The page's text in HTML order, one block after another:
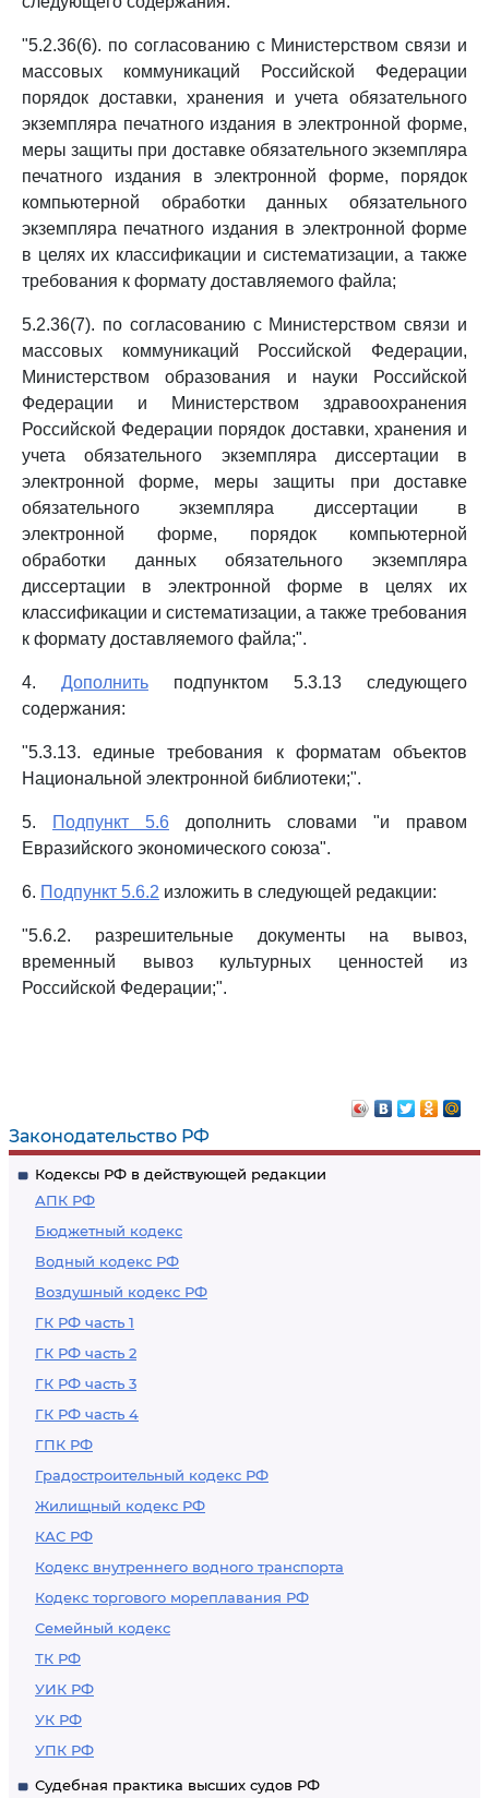
Законодательство РФ
Кодексы РФ в действующей редакции
АПК РФ
Бюджетный кодекс
Водный кодекс РФ
Воздушный кодекс РФ
ГК РФ часть 1
ГК РФ часть 2
ГК РФ часть 3
ГК РФ часть 4
ГПК РФ
Градостроительный кодекс РФ
Жилищный кодекс РФ
КАС РФ
Кодекс внутреннего водного транспорта
Кодекс торгового мореплавания РФ
Семейный кодекс
ТК РФ
УИК РФ
УК РФ
УПК РФ
Судебная практика высших судов РФ
"5.2.36(6). по согласованию с Министерством связи и
массовых коммуникаций Российской Федерации
порядок доставки, хранения и учета обязательного
экземпляра печатного издания в электронной форме,
меры защиты при доставке обязательного экземпляра
печатного издания в электронной форме, порядок
компьютерной обработки данных обязательного
экземпляра печатного издания в электронной форме
в целях их классификации и систематизации, а также
требования к формату доставляемого файла;
5.2.36(7). по согласованию с Министерством связи и
массовых коммуникаций Российской Федерации,
Министерством образования и науки Российской
Федерации и Министерством здравоохранения
Российской Федерации порядок доставки, хранения и
учета обязательного экземпляра диссертации в
электронной форме, меры защиты при доставке
обязательного экземпляра диссертации в
электронной форме, порядок компьютерной
обработки данных обязательного экземпляра
диссертации в электронной форме в целях их
классификации и систематизации, а также требования
к формату доставляемого файла;".
4. Дополнить подпунктом 5.3.13 следующего
содержания:
"5.3.13. единые требования к форматам объектов
Национальной электронной библиотеки;".
5. Подпункт 5.6 дополнить словами "и правом
Евразийского экономического союза".
6. Подпункт 5.6.2 изложить в следующей редакции:
"5.6.2. разрешительные документы на вывоз,
временный вывоз культурных ценностей из
Российской Федерации;".